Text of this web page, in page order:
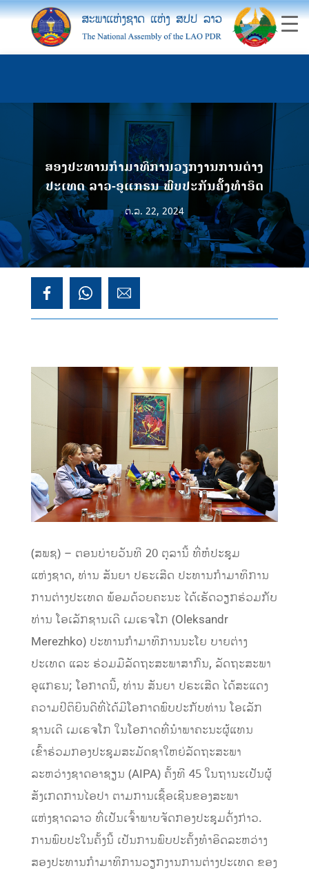
ສອງປະທານກຳມາທິການວຽກງານການຕ່າງ
ປະເທດ ລາວ-ອູແກຣນ ພົບປະກັນຄັ້ງທໍາອິດ
ຕ.ລ. 22, 2024
(ສພຊ) – ຕອນບ່າຍວັນທີ 20 ຕຸລານີ້ ທີ່ຫໍປະຊຸມ
ແຫ່ງຊາດ, ທ່ານ ສັນຍາ ປຣະເສີດ ປະທານກຳມາທິການ
ການຕ່າງປະເທດ ພ້ອມດ້ວຍຄະນະ ໄດ້ເຮັດວຽກຮ່ວມກັບ
ທ່ານ ໂອເລັກຊານເດີ ເມເຣຈໂກ (Oleksandr
Merezhko) ປະທານກໍາມາທິການນະໂຍ ບາຍຕ່າງ
ປະເທດ ແລະ ຮ່ວມມືລັດຖະສະພາສາກົນ, ລັດຖະສະພາ
ອູແກຣນ; ໂອກາດນີ້, ທ່ານ ສັນຍາ ປຣະເສີດ ໄດ້ສະແດງ
ຄວາມປິຕິຍິນດີທີ່ໄດ້ມີໂອກາດພົບປະກັບທ່ານ ໂອເລັກ
ຊານເດີ ເມເຣຈໂກ ໃນໂອກາດທີ່ນຳພາຄະນະຜູ້ແທນ
ເຂົ້າຮ່ວມກອງປະຊຸມສະມັດຊາໃຫຍ່ລັດຖະສະພາ
ລະຫວ່າງຊາດອາຊຽນ (AIPA) ຄັ້ງທີ 45 ໃນຖານະເປັນຜູ້
ສັງເກດການໄອປາ ຕາມການເຊື້ອເຊີນຂອງສະພາ
ແຫ່ງຊາດລາວ ທີ່ເປັນເຈົ້າພາບຈັດກອງປະຊຸມດັ່ງກ່າວ.
ການພົບປະໃນຄັ້ງນີ້ ເປັນການພົບປະຄັ້ງທໍາອິດລະຫວ່າງ
ສອງປະທານກຳມາທິການວຽກງານການຕ່າງປະເທດ ຂອງ